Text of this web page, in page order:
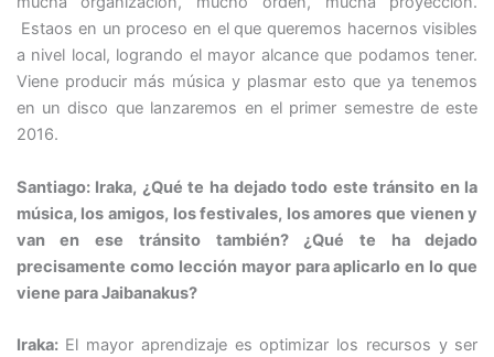
Estaos en un proceso en el que queremos hacernos visibles
a nivel local, logrando el mayor alcance que podamos tener.
Viene producir más música y plasmar esto que ya tenemos
en un disco que lanzaremos en el primer semestre de este
2016.
Santiago: Iraka, ¿Qué te ha dejado todo este tránsito en la
música, los amigos, los festivales, los amores que vienen y
van en ese tránsito también? ¿Qué te ha dejado
precisamente como lección mayor para aplicarlo en lo que
viene para Jaibanakus?
Iraka:El mayor aprendizaje es optimizar los recursos y ser